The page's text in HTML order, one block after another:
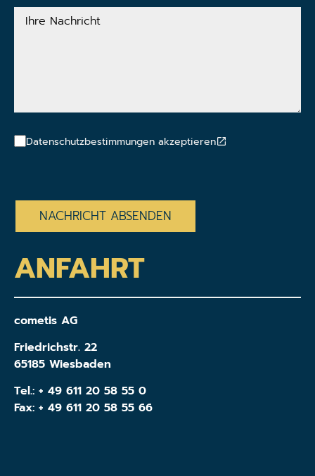
Ihre
Nachricht
Datenschutzbestimmungen akzeptieren
ANFAHRT
cometis AG
Friedrichstr. 22
65185 Wiesbaden
Tel.: + 49 611 20 58 55 0
Fax: + 49 611 20 58 55 66